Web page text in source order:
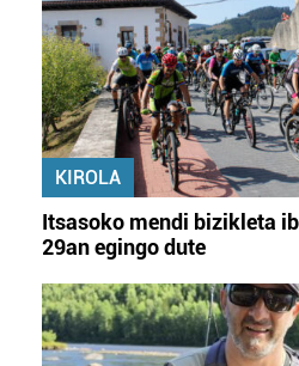
KIROLA
Itsasoko mendi bizikleta
29an egingo dute